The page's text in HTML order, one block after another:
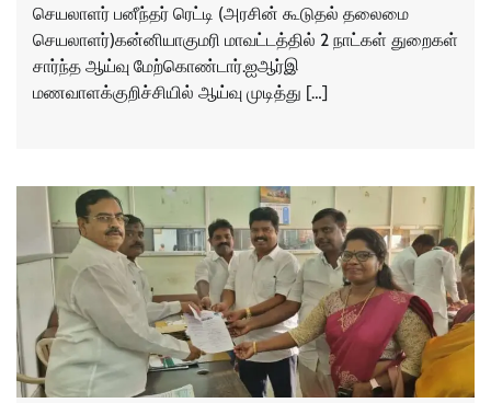
செயலாளர் பனீந்தர் ரெட்டி (அரசின் கூடுதல் தலைமை
செயலாளர்)கன்னியாகுமரி மாவட்டத்தில் 2 நாட்கள் துறைகள்
சார்ந்த ஆய்வு மேற்கொண்டார்.ஐஆர்இ
மணவாளக்குறிச்சியில் ஆய்வு முடித்து […]